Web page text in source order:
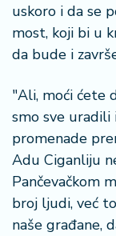
uskoro i da se
most, koji bi u
da bude i
"Ali, moći ćete
smo sve
promenade
Adu Ciganliju
Pančevačkom
broj ljudi, već
naše građane,